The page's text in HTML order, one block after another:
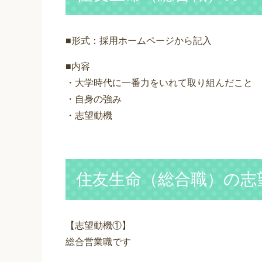
■形式：採用ホームページから記入
■内容
・大学時代に一番力をいれて取り組んだこと
・自身の強み
・志望動機
住友生命（総合職）の志
【志望動機①】
総合営業職です